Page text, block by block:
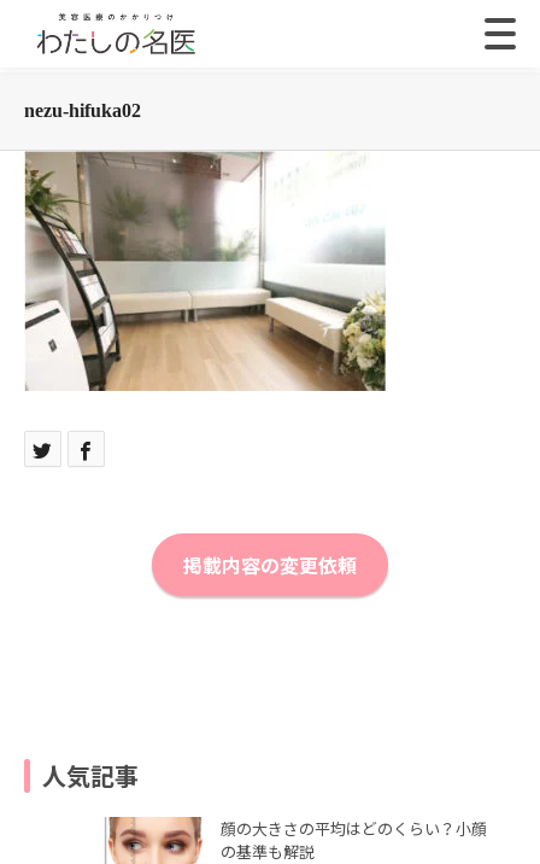
nezu-hifuka02
掲載内容の変更依頼
人気記事
顔の大きさの平均はどのくらい？小顔
の基準も解説